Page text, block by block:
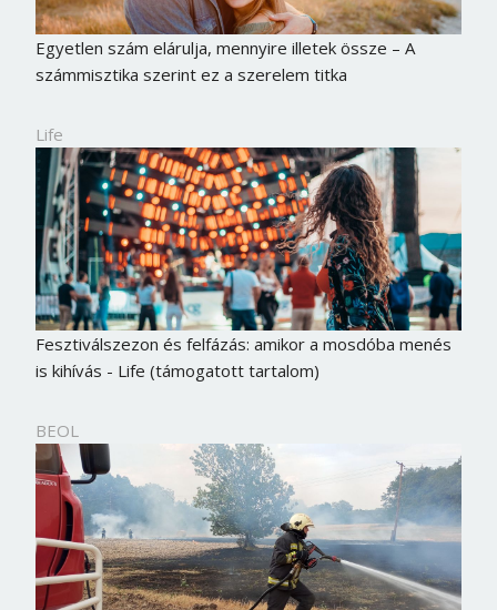
Egyetlen szám elárulja, mennyire illetek össze – A
számmisztika szerint ez a szerelem titka
Life
Fesztiválszezon és felfázás: amikor a mosdóba menés
is kihívás - Life (támogatott tartalom)
BEOL